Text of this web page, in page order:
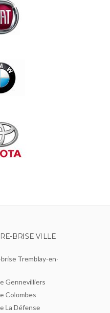
BRISE VILLE
Tremblay-en-
Gennevilliers
Colombes
La Défense